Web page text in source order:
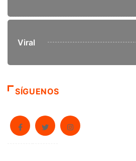
Viral
SÍGUENOS